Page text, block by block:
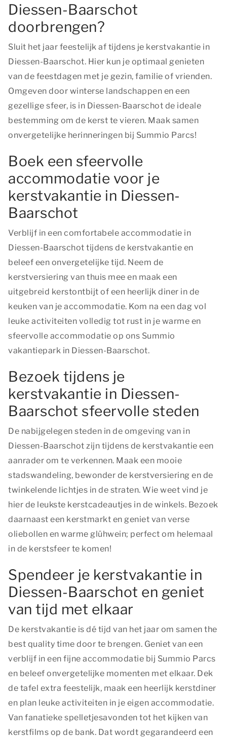
Diessen-Baarschot
doorbrengen?
Sluit het jaar feestelijk af tijdens je kerstvakantie in
Diessen-Baarschot. Hier kun je optimaal genieten
van de feestdagen met je gezin, familie of vrienden.
Omgeven door winterse landschappen en een
gezellige sfeer, is in Diessen-Baarschot de ideale
bestemming om de kerst te vieren. Maak samen
onvergetelijke herinneringen bij Summio Parcs!
Boek een sfeervolle
accommodatie voor je
kerstvakantie in Diessen-
Baarschot
Verblijf in een comfortabele accommodatie in
Diessen-Baarschot tijdens de kerstvakantie en
beleef een onvergetelijke tijd. Neem de
kerstversiering van thuis mee en maak een
uitgebreid kerstontbijt of een heerlijk diner in de
keuken van je accommodatie. Kom na een dag vol
leuke activiteiten volledig tot rust in je warme en
sfeervolle accommodatie op ons Summio
vakantiepark in Diessen-Baarschot.
Bezoek tijdens je
kerstvakantie in Diessen-
Baarschot sfeervolle steden
De nabijgelegen steden in de omgeving van in
Diessen-Baarschot zijn tijdens de kerstvakantie een
aanrader om te verkennen. Maak een mooie
stadswandeling, bewonder de kerstversiering en de
twinkelende lichtjes in de straten. Wie weet vind je
hier de leukste kerstcadeautjes in de winkels. Bezoek
daarnaast een kerstmarkt en geniet van verse
oliebollen en warme glühwein; perfect om helemaal
in de kerstsfeer te komen!
Spendeer je kerstvakantie in
Diessen-Baarschot en geniet
van tijd met elkaar
De kerstvakantie is dé tijd van het jaar om samen the
best quality time door te brengen. Geniet van een
verblijf in een fijne accommodatie bij Summio Parcs
en beleef onvergetelijke momenten met elkaar. Dek
de tafel extra feestelijk, maak een heerlijk kerstdiner
en plan leuke activiteiten in je eigen accommodatie.
Van fanatieke spelletjesavonden tot het kijken van
kerstfilms op de bank. Dat wordt gegarandeerd een